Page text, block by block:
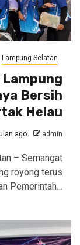
Lampung Selatan
Bersih
Helau
ago admin
– Semangat
royong terus
Pemerintah…